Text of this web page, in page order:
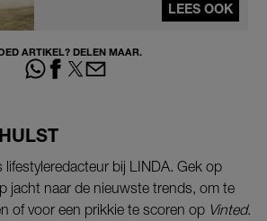
LEES OOK
ARTIKEL? DELEN MAAR.
lifestyleredacteur bij LINDA. Gek op
jacht naar de nieuwste trends, om te
of voor een prikkie te scoren op Vinted.